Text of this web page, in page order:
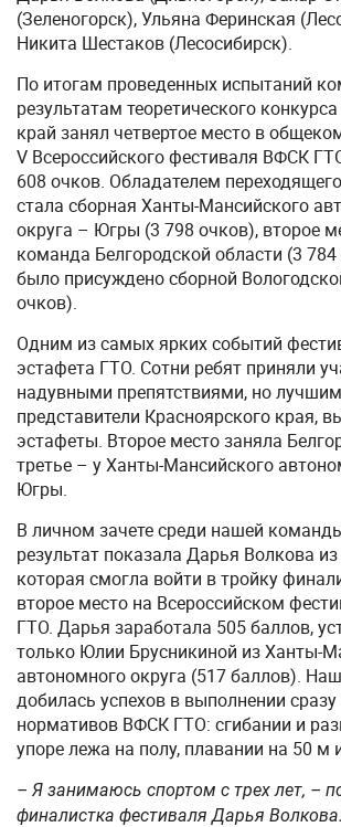
(Зеленогорск), Ульяна Феринская
Никита Шестаков (Лесосибирск).
По итогам проведенных испытаний
результатам теоретического
край занял четвертое место в
V Всероссийского фестиваля ВФСК
608 очков. Обладателем
стала сборная Ханты-Мансийского
округа – Югры (3 798 очков), второе
команда Белгородской области (3 784
было присуждено сборной
очков).
Одним из самых ярких событий
эстафета ГТО. Сотни ребят приняли
надувными препятствиями, но
представители Красноярского края,
эстафеты. Второе место заняла
третье – у Ханты-Мансийского
Югры.
В личном зачете среди нашей
результат показала Дарья Волкова
которая смогла войти в тройку
второе место на Всероссийском
ГТО. Дарья заработала 505 баллов,
только Юлии Брусникиной из Ханты-
автономного округа (517 баллов).
добилась успехов в выполнении
нормативов ВФСК ГТО: сгибании и
упоре лежа на полу, плавании на 50 м
– Я занимаюсь спортом с трех лет, –
финалистка фестиваля Дарья